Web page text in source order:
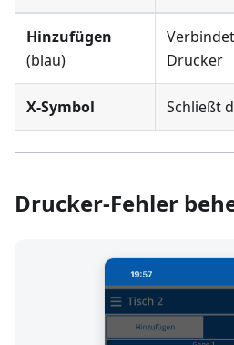
Hinzufügen
(blau)
Drucker
X-Symbol Schließt
Drucker-Fehler